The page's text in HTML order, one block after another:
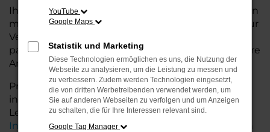
Ihr Audi Autohaus in der Nähe von Leer steht Ihnen
mit einer breiten Auswahl an Tageszulassungen zur
Verfügung. Unser Team hilft Ihnen, den A6 in der
passenden Ausstattungsvariante zu finden, der Ihre
Anforderungen und Wünsche erfüllt.
Profitieren Sie von zusätzlichen Services wie
individuellen Finanzierungs- und
Leasingangeboten, sowie der bequemen
InzahlungnahmeIhres alten Fahrzeugs. Besuchen
YouTube
Google Maps
Statistik und Marketing
Diese Technologien ermöglichen es uns, die Nutzung der
Webseite zu analysieren, um die Leistung zu messen und
zu verbessern. Zudem werden Technologien eingesetzt,
die von dritten Werbetreibenden verwendet werden, um
Sie auf anderen Webseiten zu verfolgen und um Anzeigen
zu schalten, die für Ihre Interessen relevant sind.
Google Tag Manager